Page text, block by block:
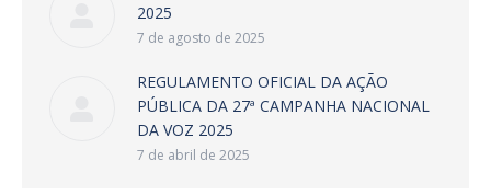
2025
7 de agosto de 2025
REGULAMENTO OFICIAL DA AÇÃO
PÚBLICA DA 27ª CAMPANHA NACIONAL
DA VOZ 2025
7 de abril de 2025